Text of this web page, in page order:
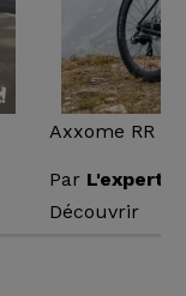
Axxome RR :
Par L'expert
Découvrir